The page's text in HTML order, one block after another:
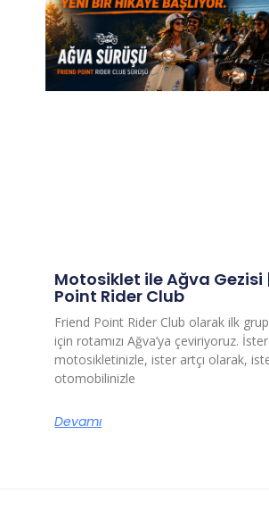
Motosiklet ile Ağva Gezisi
Point Rider Club
Friend Point Rider Club olarak ilk
için rotamızı Ağva’ya çeviriyoruz.
motosikletinizle, ister artçı olarak,
otomobilinizle
Devamı